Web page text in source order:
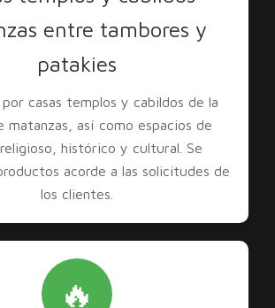
entre tambores y
patakies
casas templos y cabildos de la
matanzas, así como espacios de
histórico y cultural. Se
acorde a las solicitudes de
los clientes.
🔥